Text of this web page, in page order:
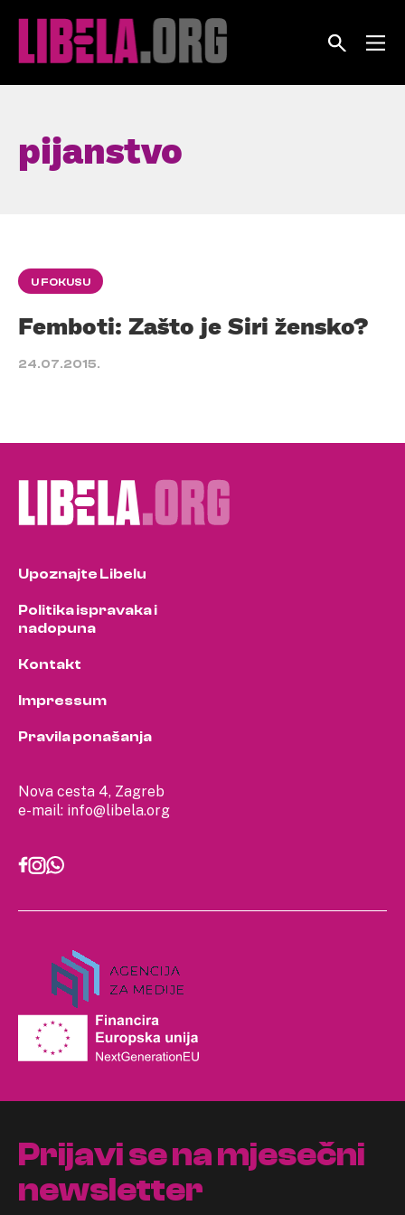
pijanstvo
U FOKUSU
Femboti: Zašto je Siri žensko?
24.07.2015.
Nova cesta 4, Zagreb
e-mail: info@libela.org
Upoznajte Libelu
Politika ispravaka i
nadopuna
Kontakt
Impressum
Pravila ponašanja
Prijavi se na mjesečni
newsletter